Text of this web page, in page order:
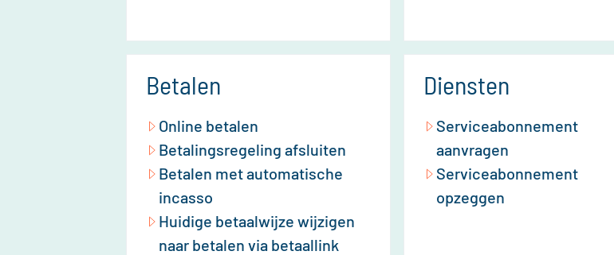
Betalen
Online betalen
Betalingsregeling afsluiten
Betalen met automatische
incasso
Huidige betaalwijze wijzigen
naar betalen via betaallink
Diensten
Serviceabonnement
aanvragen
Serviceabonnement
opzeggen